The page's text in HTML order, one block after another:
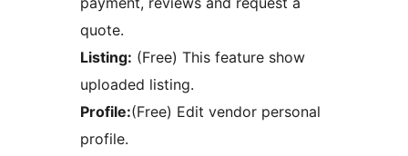
quote.
Listing: (Free) This feature show
uploaded listing.
Profile:(Free) Edit vendor personal
profile.